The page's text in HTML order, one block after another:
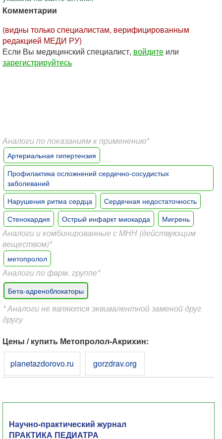
Комментарии
(видны только специалистам, верифицированным
редакцией МЕДИ РУ)
Если Вы медицинский специалист, войдите или
зарегистрируйтесь
Аналоги по показаниям к применению*
Артериальная гипертензия
Профилактика осложнений сердечно-сосудистых
заболеваний
Нарушения ритма сердца
Сердечная недостаточность
Стенокардия
Острый инфаркт миокарда Мигрень
Аналоги и комбинированные с МНН (действующим
веществом)*
метопролол
Аналоги по фарм. группе*
Бета-адреноблокаторы
* Аналоги не являются эквивалентной заменой друг
другу
Цены / купить Метопролол-Акрихин:
planetazdorovo.ru
gorzdrav.org
Научно-практический журнал
ПРАКТИКА ПЕДИАТРА